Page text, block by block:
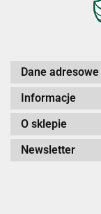
Dane adresowe
Informacje
O sklepie
Newsletter